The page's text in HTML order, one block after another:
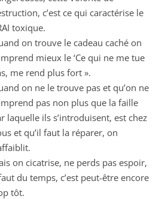
c’est ce qui caractérise le
toxique.
on trouve le cadeau caché on
mieux le ‘Ce qui ne me tue
me rend plus fort ».
on ne le trouve pas et qu’on ne
pas non plus que la faille
laquelle ils s’introduisent, est chez
et qu’il faut la réparer, on
on cicatrise, ne perds pas espoir,
du temps, c’est peut-être encore
tôt.